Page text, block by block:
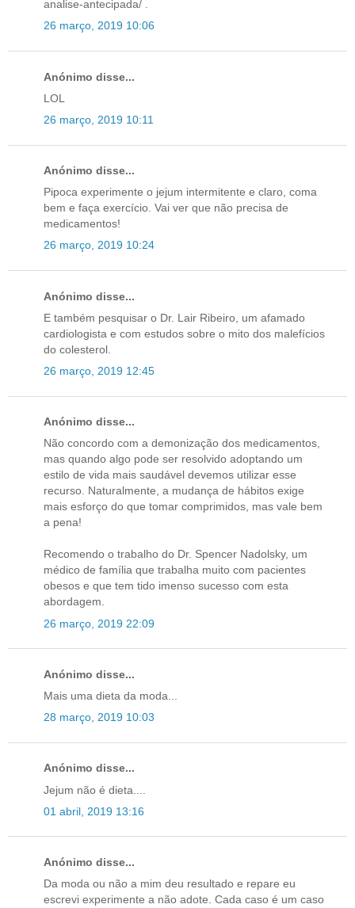
analise-antecipada/ .
26 março, 2019 10:06
Anónimo disse...
LOL
26 março, 2019 10:11
Anónimo disse...
Pipoca experimente o jejum intermitente e claro, coma
bem e faça exercício. Vai ver que não precisa de
medicamentos!
26 março, 2019 10:24
Anónimo disse...
E também pesquisar o Dr. Lair Ribeiro, um afamado
cardiologista e com estudos sobre o mito dos malefícios
do colesterol.
26 março, 2019 12:45
Anónimo disse...
Não concordo com a demonização dos medicamentos,
mas quando algo pode ser resolvido adoptando um
estilo de vida mais saudável devemos utilizar esse
recurso. Naturalmente, a mudança de hábitos exige
mais esforço do que tomar comprimidos, mas vale bem
a pena!
Recomendo o trabalho do Dr. Spencer Nadolsky, um
médico de família que trabalha muito com pacientes
obesos e que tem tido imenso sucesso com esta
abordagem.
26 março, 2019 22:09
Anónimo disse...
Mais uma dieta da moda...
28 março, 2019 10:03
Anónimo disse...
Jejum não é dieta....
01 abril, 2019 13:16
Anónimo disse...
Da moda ou não a mim deu resultado e repare eu
escrevi experimente a não adote. Cada caso é um caso